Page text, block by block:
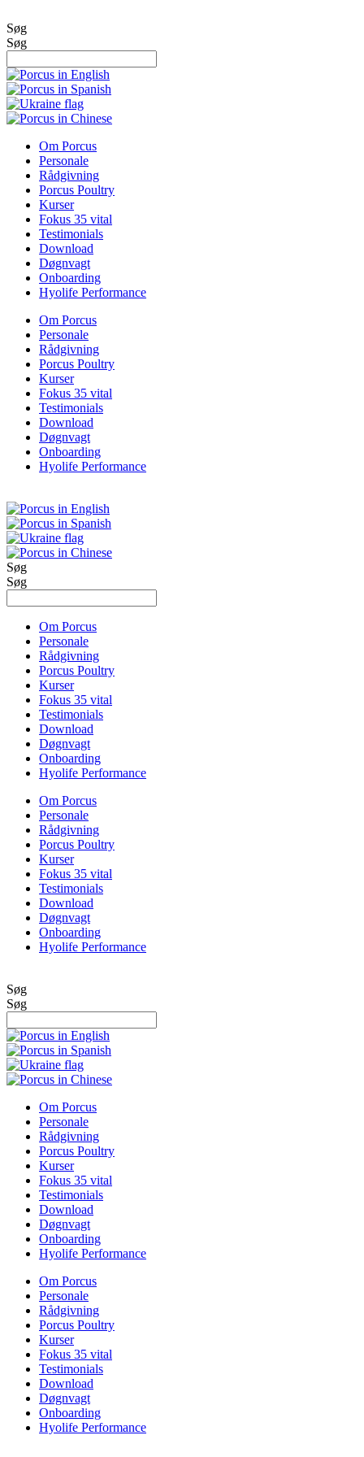
til
indhold
Søg
Søg
Om Porcus
Personale
Rådgivning
Porcus Poultry
Kurser
Fokus 35 vital
Testimonials
Download
Døgnvagt
Onboarding
Hyolife Performance
Om Porcus
Personale
Rådgivning
Porcus Poultry
Kurser
Fokus 35 vital
Testimonials
Download
Døgnvagt
Onboarding
Hyolife Performance
Søg
Søg
Om Porcus
Personale
Rådgivning
Porcus Poultry
Kurser
Fokus 35 vital
Testimonials
Download
Døgnvagt
Onboarding
Hyolife Performance
Om Porcus
Personale
Rådgivning
Porcus Poultry
Kurser
Fokus 35 vital
Testimonials
Download
Døgnvagt
Onboarding
Hyolife Performance
Søg
Søg
Om Porcus
Personale
Rådgivning
Porcus Poultry
Kurser
Fokus 35 vital
Testimonials
Download
Døgnvagt
Onboarding
Hyolife Performance
Om Porcus
Personale
Rådgivning
Porcus Poultry
Kurser
Fokus 35 vital
Testimonials
Download
Døgnvagt
Onboarding
Hyolife Performance